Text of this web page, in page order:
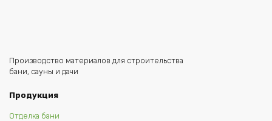
Производство материалов для строительства
бани, сауны и дачи
Продукция
Отделка бани